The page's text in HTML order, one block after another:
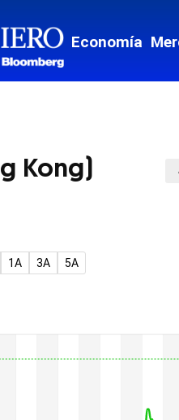
Economía
Kong)
1A 3A 5A